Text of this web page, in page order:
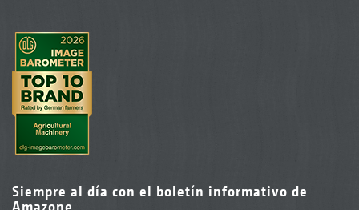
Siempre al día con el boletín informativo de
Amazone